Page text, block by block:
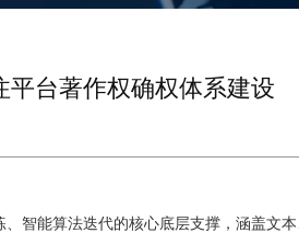
台著作权确权体系建设
智能算法迭代的核心底层支撑，涵盖